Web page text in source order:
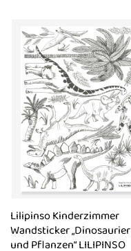
Lilipinso Kinderzimmer
Wandsticker „Dinosaurier
und Pflanzen“ LILIPINSO